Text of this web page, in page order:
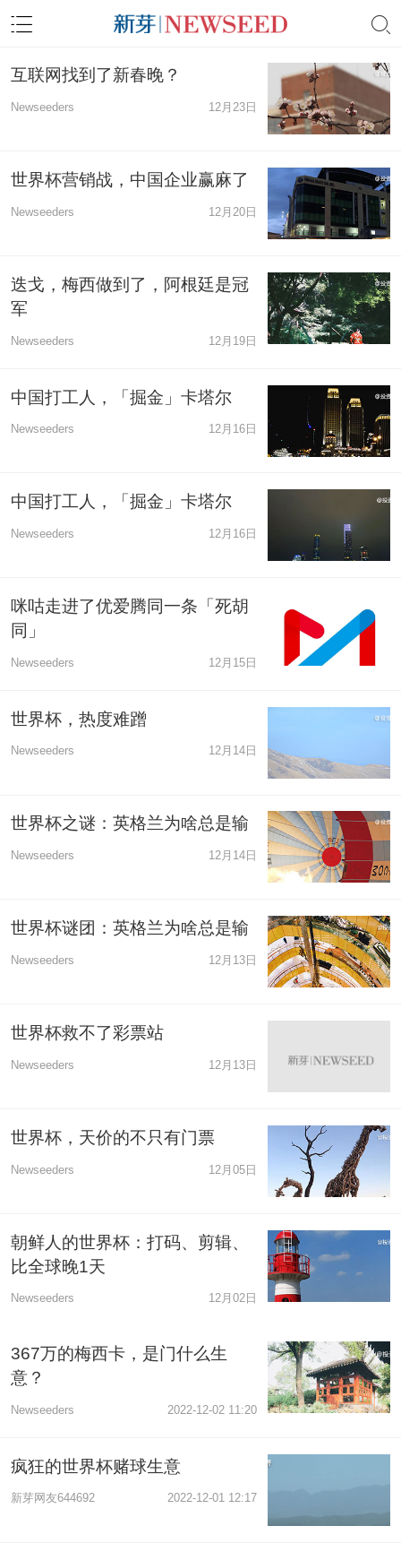
互联网找到了新春晚？
Newseeders 12月23日
世界杯营销战，中国企业赢麻了
Newseeders 12月20日
迭戈，梅西做到了，阿根廷是冠
军
Newseeders 12月19日
中国打工人，「掘金」卡塔尔
Newseeders 12月16日
中国打工人，「掘金」卡塔尔
Newseeders 12月16日
咪咕走进了优爱腾同一条「死胡
同」
Newseeders 12月15日
世界杯，热度难蹭
Newseeders 12月14日
世界杯之谜：英格兰为啥总是输
Newseeders 12月14日
世界杯谜团：英格兰为啥总是输
Newseeders 12月13日
世界杯救不了彩票站
Newseeders 12月13日
世界杯，天价的不只有门票
Newseeders 12月05日
朝鲜人的世界杯：打码、剪辑、
比全球晚1天
Newseeders 12月02日
367万的梅西卡，是门什么生
意？
Newseeders 2022-12-02 11:20
疯狂的世界杯赌球生意
新芽网友644692 2022-12-01 12:17